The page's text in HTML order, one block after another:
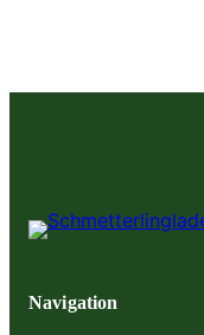
Navigation